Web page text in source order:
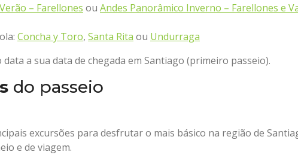
– Farellones ou Andes Panorâmico Inverno – Farellones e
Concha y Toro, Santa Rita ou Undurraga
data a sua data de chegada em Santiago (primeiro passeio).
do passeio
excursões para desfrutar o mais básico na região de
e de viagem.